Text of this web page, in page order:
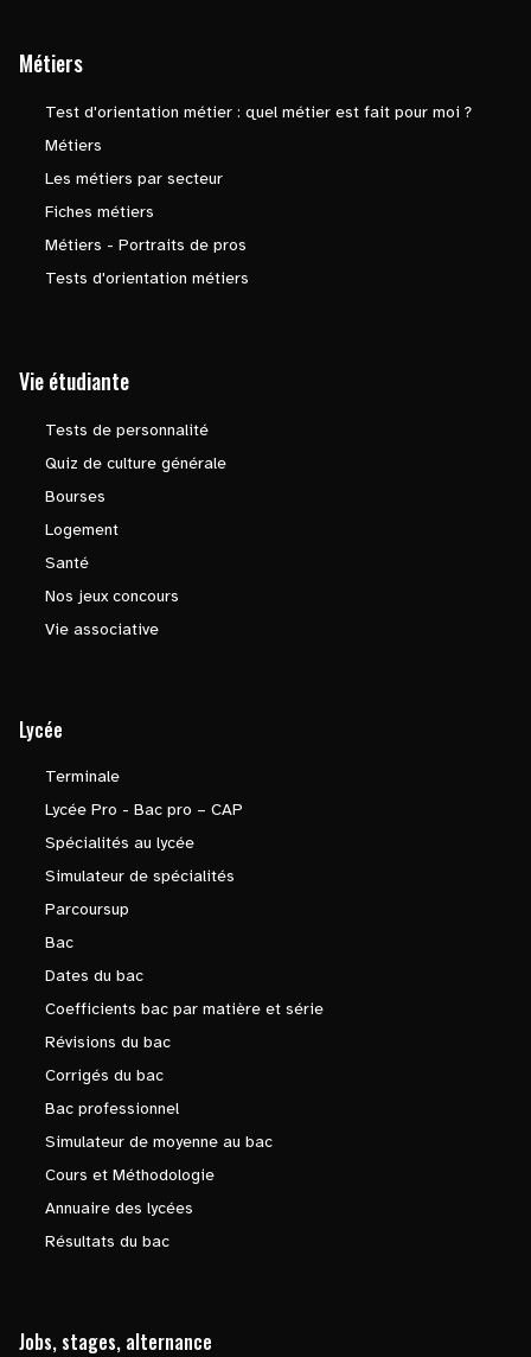
Métiers
Test d'orientation métier : quel métier est fait pour moi ?
Métiers
Les métiers par secteur
Fiches métiers
Métiers - Portraits de pros
Tests d'orientation métiers
Vie étudiante
Tests de personnalité
Quiz de culture générale
Bourses
Logement
Santé
Nos jeux concours
Vie associative
Lycée
Terminale
Lycée Pro - Bac pro – CAP
Spécialités au lycée
Simulateur de spécialités
Parcoursup
Bac
Dates du bac
Coefficients bac par matière et série
Révisions du bac
Corrigés du bac
Bac professionnel
Simulateur de moyenne au bac
Cours et Méthodologie
Annuaire des lycées
Résultats du bac
Jobs, stages, alternance